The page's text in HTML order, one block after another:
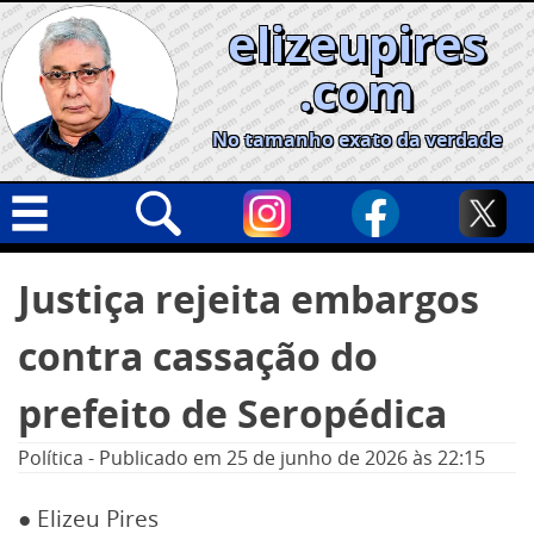
Skip
to
content
elizeupires
.com
No tamanho exato da verdade
Geral
Cidades
Nacional
Informe especial
por:
Justiça rejeita embargos
contra cassação do
prefeito de Seropédica
Política - Publicado em 25 de junho de 2026às 22:15
● Elizeu Pires